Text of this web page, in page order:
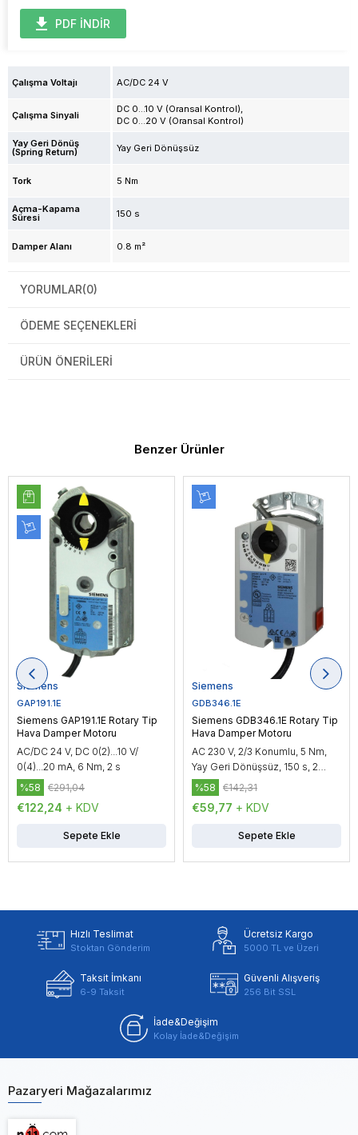
PDF İNDİR
Çalışma Voltajı AC/DC 24 V
Çalışma Sinyali
DC 0...10 V (Oransal Kontrol)
DC 0…20 V (Oransal Kontrol)
Yay Geri Dönüş
(Spring Return) Yay Geri Dönüşsüz
Tork 5 Nm
Açma-Kapama
Süresi 150 s
Damper Alanı 0.8 m²
YORUMLAR(0)
ÖDEME SEÇENEKLERI
ÜRÜN ÖNERILERI
Benzer Ürünler
Siemens
GAP191.1E
Siemens GAP191.1E Rotary Tip
Hava Damper Motoru
AC/DC 24 V, DC 0(2)...10 V/
0(4)...20 mA, 6 Nm, 2 s
€122,24 + KDV
%58 €291,04
Sepete Ekle
Siemens
GDB346.1E
Siemens GDB346.1E Rotary Tip
Hava Damper Motoru
AC 230 V, 2/3 Konumlu, 5 Nm,
Yay Geri Dönüşsüz, 150 s, 2
Yardımcı Kontak
€59,77 + KDV
%58 €142,31
Sepete Ekle
Hızlı Teslimat
Stoktan Gönderim
Ücretsiz Kargo
5000 TL ve Üzeri
Taksit İmkanı
6-9 Taksit
Güvenli Alışveriş
256 Bit SSL
İade&Değişim
Kolay İade&Değişim
Pazaryeri Mağazalarımız